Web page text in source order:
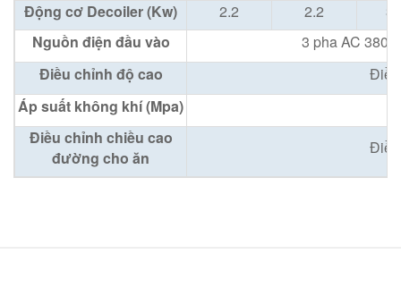
Động cơ Decoiler (Kw)
2.2 2.2
Nguồn điện đầu vào
3 pha AC
Điều chỉnh độ cao
Áp suất không khí (Mpa)
Điều chỉnh chiều cao
đường cho ăn